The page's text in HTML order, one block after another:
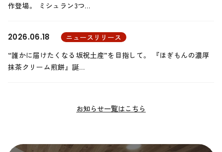
お知らせ一覧はこちら
作登場。 ミシュラン3つ…
2026.06.18
ニュースリリース
“誰かに届けたくなる坂祝土産”を目指して。 『ほぎもんの濃厚
抹茶クリーム煎餅』誕…